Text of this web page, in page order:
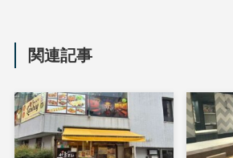
関連記事